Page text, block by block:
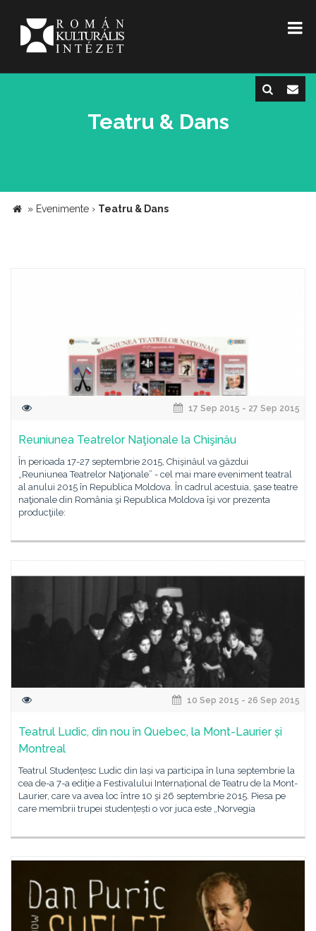
Teatru & Dans
» Evenimente › Teatru & Dans
17 Sep 2015 - 27 Sep 2015
Reuniunea Teatrelor Naţionale la Chişinău
În perioada 17-27 septembrie 2015, Chişinăul va găzdui
„Reuniunea Teatrelor Naţionale” - cel mai mare eveniment teatral
al anului 2015 în Republica Moldova. În cadrul acestuia, şase teatre
naţionale din România şi Republica Moldova îşi vor prezenta
producţiile:
10 Sep 2015 - 26 Sep 2015
Teatrul Ludic, din nou în Quebec, la Mont-Laurier și
Montreal
Teatrul Studențesc Ludic din Iași va participa în luna septembrie la
cea de-a 7-a ediție a Festivalului Internațional de Teatru de la Mont-
Laurier, care va avea loc între 10 şi 26 septembrie 2015. Piesa pe
care membrii trupei studențești o vor juca este „Norvegia